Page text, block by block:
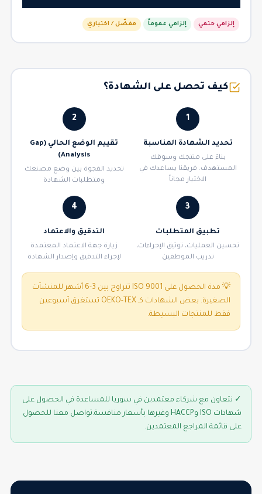
إلزامي حتمي إلزامي عموماً مفضّل / اختياري
كيف تحصل على الشهادة؟
1
تحديد الشهادة المناسبة
بناءً على منتجك وسوقك
المستهدف. فريقنا يساعدك في
الاختيار مجاناً
2
تقييم الوضع الحالي (Gap
Analysis)
تحديد الفجوة بين وضع مصنعك
ومتطلبات الشهادة
3
تطبيق المتطلبات
تحسين العمليات، توثيق الإجراءات،
تدريب الموظفين
4
التدقيق والاعتماد
زيارة جهة الاعتماد المعتمدة
لإجراء التدقيق وإصدار الشهادة
💡 مدة الحصول على ISO 9001 تتراوح بين 3-6 أشهر للمنشآت
الصغيرة. بعض الشهادات كـ OEKO-TEX تستغرق أسبوعين
فقط للمنتجات البسيطة.
✓ نتعاون مع شركاء معتمدين في سوريا للمساعدة في الحصول على
شهادات ISO وHACCP وغيرها بأسعار منافسة.تواصل معنا للحصول
على قائمة المراجع المعتمدين.